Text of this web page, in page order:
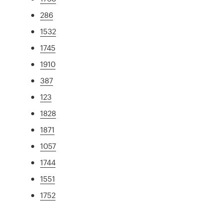
286
1532
1745
1910
387
123
1828
1871
1057
1744
1551
1752